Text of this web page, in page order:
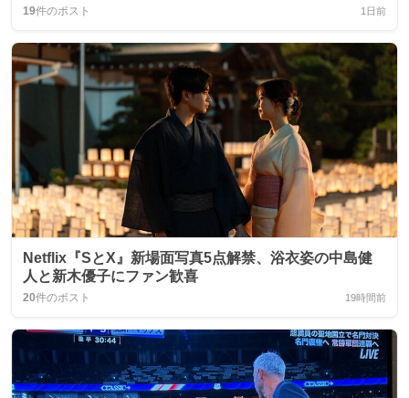
19件のポスト 1日前
Netflix『SとX』新場面写真5点解禁、浴衣姿の中島健
人と新木優子にファン歓喜
20件のポスト 19時間前